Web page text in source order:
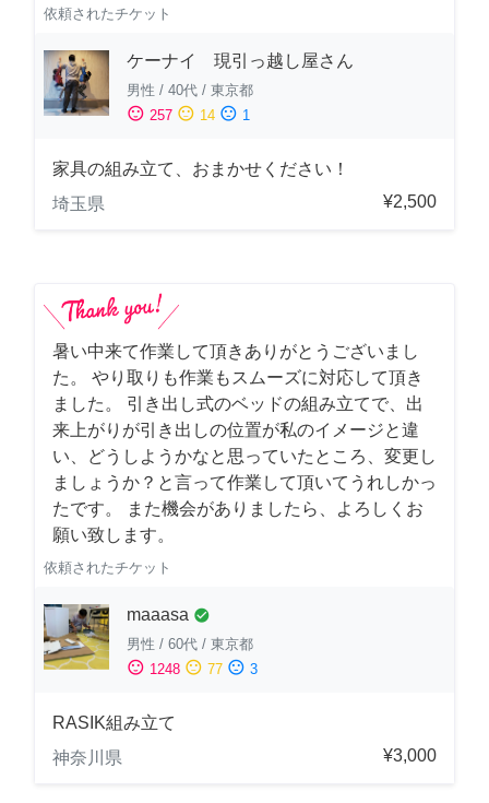
依頼されたチケット
ケーナイ 現引っ越し屋さん
男性 / 40代 / 東京都
sentiment_satisfied 257 sentiment_neutral 14 sentiment_dissatisfied 1
家具の組み立て、おまかせください！
埼玉県
¥2,500
暑い中来て作業して頂きありがとうございまし
た。 やり取りも作業もスムーズに対応して頂き
ました。 引き出し式のベッドの組み立てで、出
来上がりが引き出しの位置が私のイメージと違
い、どうしようかなと思っていたところ、変更し
ましょうか？と言って作業して頂いてうれしかっ
たです。 また機会がありましたら、よろしくお
願い致します。
依頼されたチケット
maaasa check_circle
男性 / 60代 / 東京都
sentiment_satisfied 1248 sentiment_neutral 77 sentiment_dissatisfied 3
RASIK組み立て
神奈川県
¥3,000